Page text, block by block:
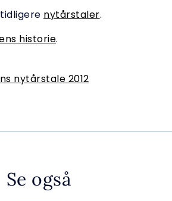
nytårstaler.
historie.
nytårstale 2012
Se også